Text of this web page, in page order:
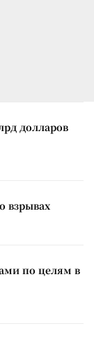
долларов
взрывах
по целям в